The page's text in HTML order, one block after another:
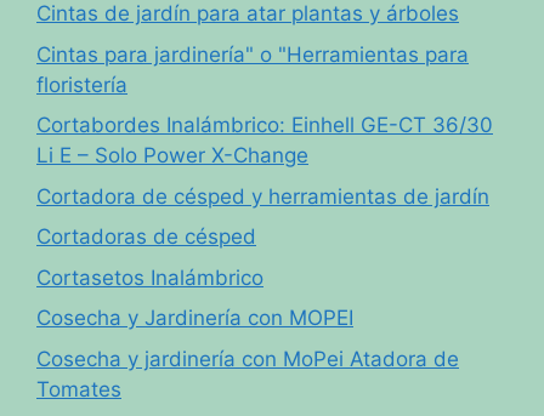
Cintas de jardín para atar plantas y árboles
Cintas para jardinería" o "Herramientas para
floristería
Cortabordes Inalámbrico: Einhell GE-CT 36/30
Li E – Solo Power X-Change
Cortadora de césped y herramientas de jardín
Cortadoras de césped
Cortasetos Inalámbrico
Cosecha y Jardinería con MOPEI
Cosecha y jardinería con MoPei Atadora de
Tomates